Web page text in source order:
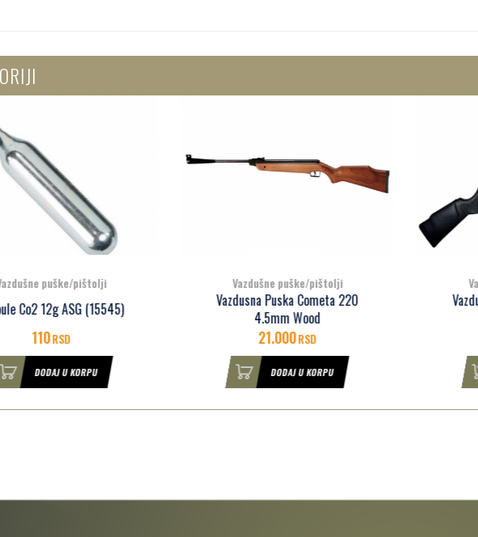
Vazdušne puške/pištolji
Vazdusna Puska Cometa 220
4.5mm Wood
21.000
DODAJ U KORPU
Vazdušne puške/pištolji
Vazdusna Puska Cometa 220
Galaxy 4.5mm
18.200RSD
DODAJ U KORPU